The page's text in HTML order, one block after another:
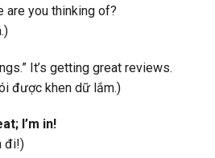
are you thinking of?
It’s getting great reviews.
được khen dữ lắm.)
I’m in!
đi!)